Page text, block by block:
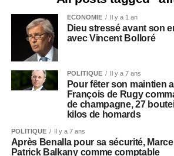
ECONOMIE Il y a 1 an
Dieu stressé avant son
avec Vincent Bolloré
POLITIQUE Il y a 7 ans
Pour fêter son maintien
François de Rugy
de champagne, 27
kilos de homards
POLITIQUE Il y a 7 ans
Après Benalla pour sa sécurité,
Patrick Balkany comme comptable